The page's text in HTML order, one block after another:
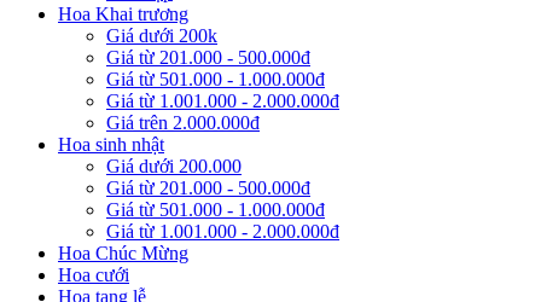
Hoa Khai trương
Giá dưới 200k
Giá từ 201.000 - 500.000đ
Giá từ 501.000 - 1.000.000đ
Giá từ 1.001.000 - 2.000.000đ
Giá trên 2.000.000đ
Hoa sinh nhật
Giá dưới 200.000
Giá từ 201.000 - 500.000đ
Giá từ 501.000 - 1.000.000đ
Giá từ 1.001.000 - 2.000.000đ
Hoa Chúc Mừng
Hoa cưới
Hoa tang lễ